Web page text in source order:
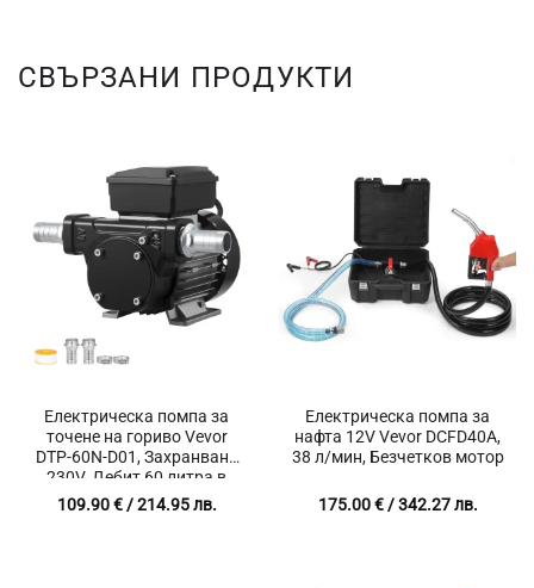
СВЪРЗАНИ ПРОДУКТИ
Електрическа помпа за
точене на гориво Vevor
DTP-60N-D01, Захранване
230V, Дебит 60 литра в
минута, Засмукване 2.4 м
109.90€/ 214.95 лв.
Електрическа помпа за
нафта 12V Vevor DCFD40A,
38 л/мин, Безчетков мотор
175.00€/ 342.27 лв.